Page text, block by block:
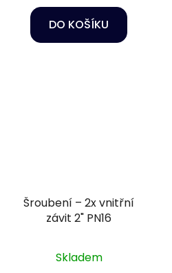
DO KOŠÍKU
Šroubení – 2x vnitřní
závit 2" PN16
Skladem